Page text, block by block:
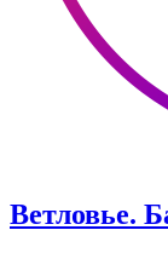
Ветловье.